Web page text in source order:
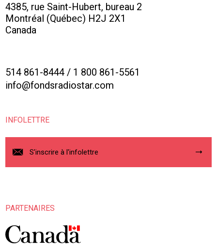
4385, rue Saint-Hubert, bureau 2
Montréal (Québec) H2J 2X1
Canada
514 861-8444 / 1 800 861-5561
info@fondsradiostar.com
INFOLETTRE
S'inscrire à l'infolettre
PARTENAIRES